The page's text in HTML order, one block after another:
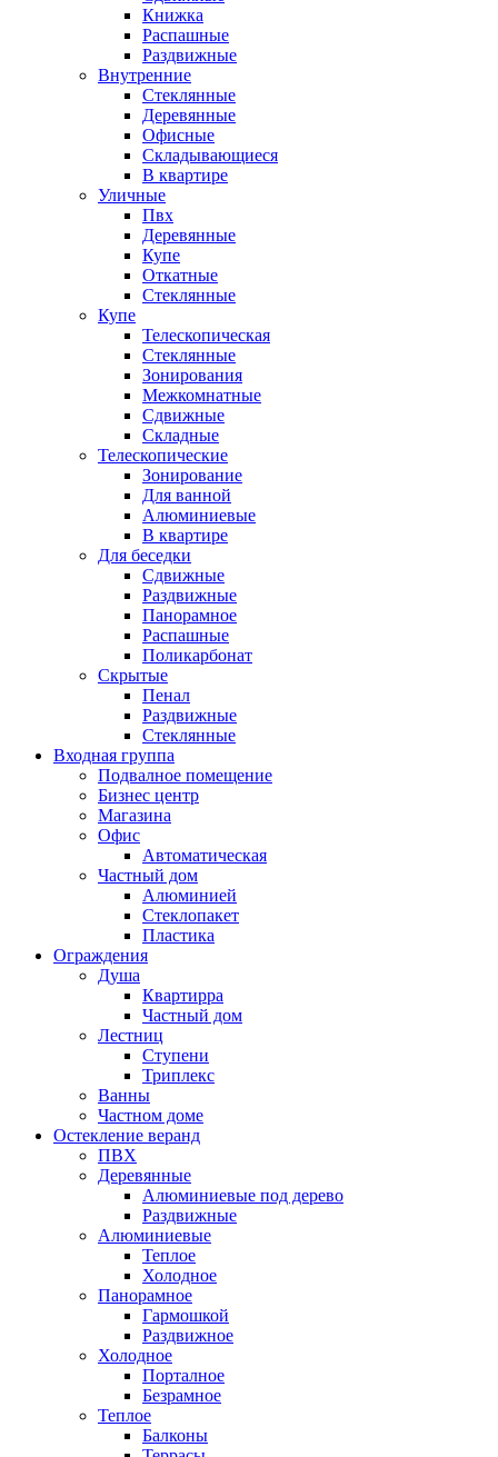
Книжка
Распашные
Раздвижные
Внутренние
Стеклянные
Деревянные
Офисные
Складывающиеся
В квартире
Уличные
Пвх
Деревянные
Купе
Откатные
Стеклянные
Купе
Телескопическая
Стеклянные
Зонирования
Межкомнатные
Сдвижные
Складные
Телескопические
Зонирование
Для ванной
Алюминиевые
В квартире
Для беседки
Сдвижные
Раздвижные
Панорамное
Распашные
Поликарбонат
Скрытые
Пенал
Раздвижные
Стеклянные
Входная группа
Подвалное помещение
Бизнес центр
Магазина
Офис
Автоматическая
Частный дом
Алюминией
Стеклопакет
Пластика
Ограждения
Душа
Квартирра
Частный дом
Лестниц
Ступени
Триплекс
Ванны
Частном доме
Остекление веранд
ПВХ
Деревянные
Алюминиевые под дерево
Раздвижные
Алюминиевые
Теплое
Холодное
Панорамное
Гармошкой
Раздвижное
Холодное
Порталное
Безрамное
Теплое
Балконы